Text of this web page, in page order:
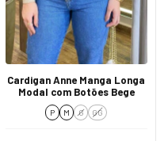
Cardigan Anne Manga Longa
Modal com Botões Bege
P M G GG